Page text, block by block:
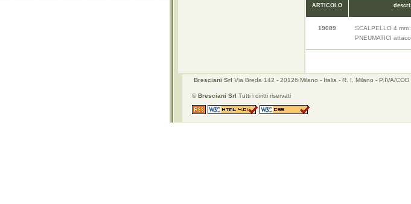
ARTICOLO
19089
SCALPELLO 4 mm
PNEUMATICI
Bresciani Srl Via Breda 142 - 20126 Milano - Italia - R. I. Milano - P.IVA/
©Bresciani Srl Tutti i diritti riservati